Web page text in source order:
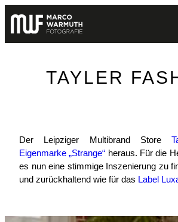
Zum
Inhalt
springen
TAYLER
Der Leipziger Multibrand Store
Eigenmarke „Strange“ heraus. Für die
es nun eine stimmige Inszenierung zu
und zurückhaltend wie für das Label